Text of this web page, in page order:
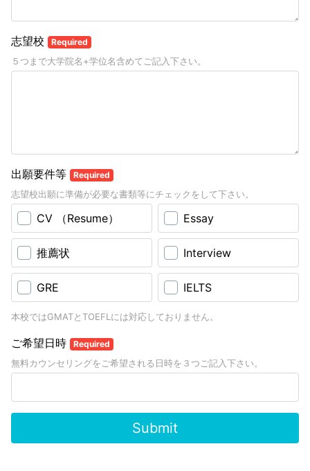
志望校 Required
５つまで大学院名+学位名含めてご記入下さい。
出願要件等 Required
志望校出願に準備が必要な書類等にチェックをして下さい。
CV （Resume） Essay
推薦状 Interview
GRE IELTS
本校ではGMATとTOEFLには対応しておりません。
ご希望日時 Required
無料カウンセリングをご希望される日時を３つご記入下さい。
Submit